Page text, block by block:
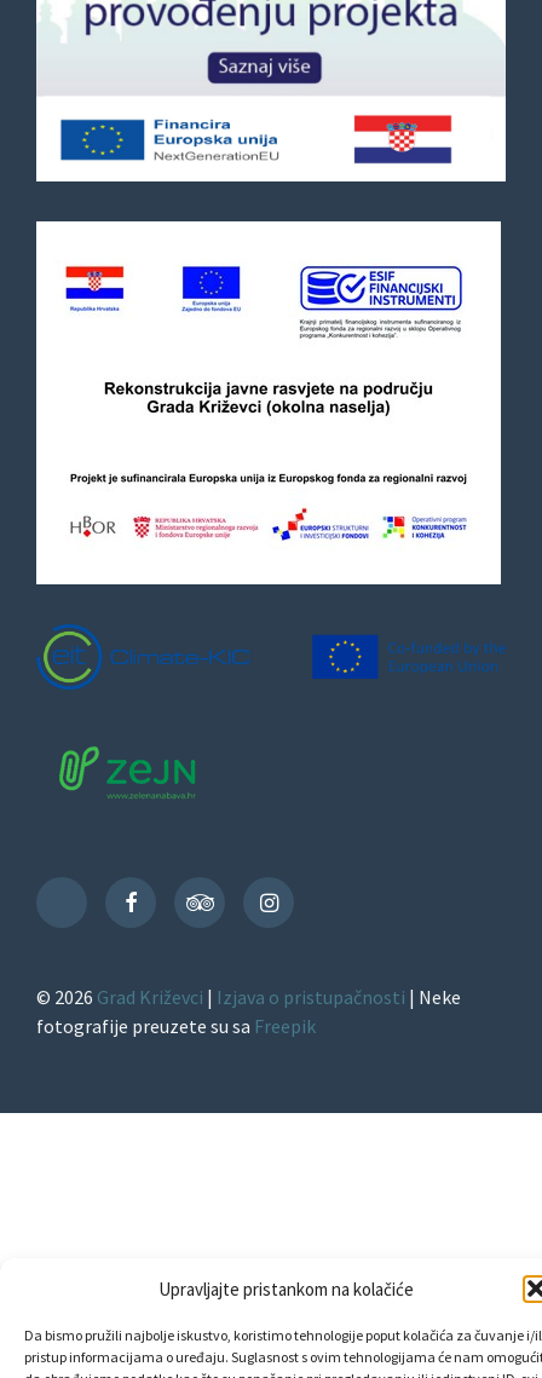
Upravljajte pristankom na kolačiće
Da bismo pružili najbolje iskustvo, koristimo tehnologije poput kolačića za čuvanje i/
pristup informacijama o uređaju. Suglasnost s ovim tehnologijama će nam
TikTok
FacebookTripAdvisorInstagram
© 2026 Grad Križevci | Izjava o pristupačnosti | Neke
fotografije preuzete su sa Freepik